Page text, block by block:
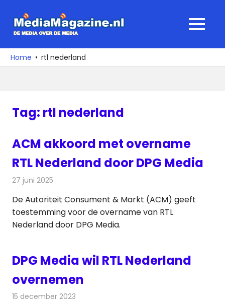
naar
media
over
MENU
Home rtl nederland
Tag: rtl nederland
ACM akkoord met overname
RTL Nederland door DPG Media
27 juni 2025
De Autoriteit Consument & Markt (ACM) geeft
toestemming voor de overname van RTL
Nederland door DPG Media.
DPG Media wil RTL Nederland
overnemen
15 december 2023